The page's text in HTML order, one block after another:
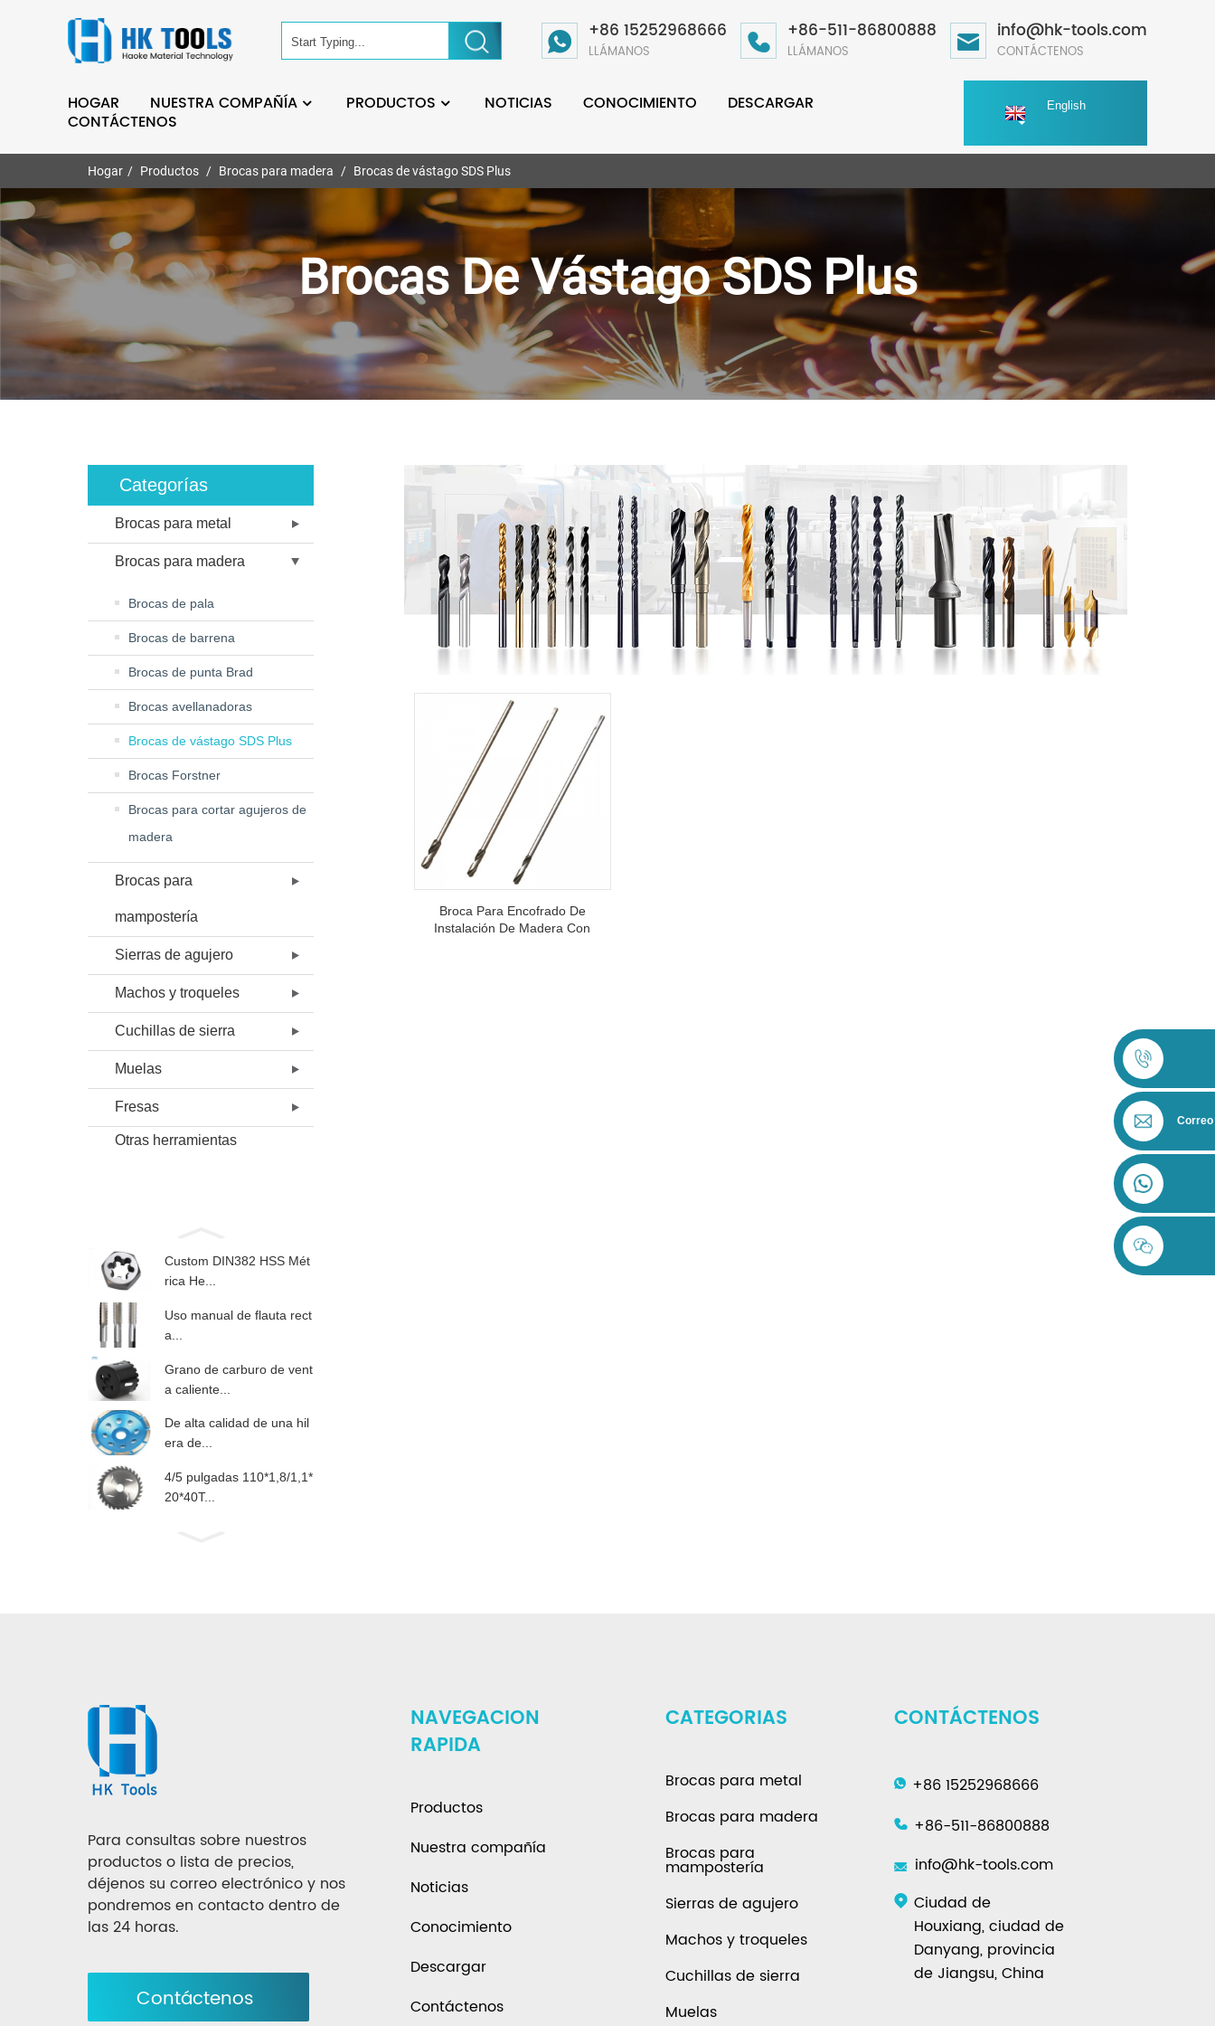
+86 15252968666
LLÁMANOS
+86-511-86800888
LLÁMANOS
info@hk-tools.com
CONTÁCTENOS
HOGAR NUESTRA COMPAÑÍA PRODUCTOS NOTICIAS CONOCIMIENTO
DESCARGAR
CONTÁCTENOS
English
Hogar Productos Brocas para madera Brocas de vástago SDS Plus
Brocas De Vástago SDS Plus
Categorías
Brocas para metal
Brocas para madera
Brocas de pala
Brocas de barrena
Brocas de punta Brad
Brocas avellanadoras
Brocas de vástago SDS Plus
Brocas Forstner
Brocas para cortar agujeros de
madera
Brocas para
mampostería
Sierras de agujero
Machos y troqueles
Cuchillas de sierra
Muelas
Fresas
Otras herramientas
Custom DIN382 HSS Mét
rica He...
Uso manual de flauta rect
a...
Grano de carburo de vent
a caliente...
De alta calidad de una hil
era de...
4/5 pulgadas 110*1,8/1,1*
20*40T...
Broca Para Encofrado De
Instalación De Madera Con
Para consultas sobre nuestros
productos o lista de precios,
déjenos su correo electrónico y nos
pondremos en contacto dentro de
las 24 horas.
Contáctenos
NAVEGACION
RAPIDA
Productos
Nuestra compañía
Noticias
Conocimiento
Descargar
Contáctenos
CATEGORIAS
Brocas para metal
Brocas para madera
Brocas para
mampostería
Sierras de agujero
Machos y troqueles
Cuchillas de sierra
Muelas
CONTÁCTENOS
+86 15252968666
+86-511-86800888
info@hk-tools.com
Ciudad de
Houxiang, ciudad de
Danyang, provincia
de Jiangsu, China